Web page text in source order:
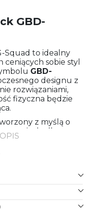
GBD-
Squad to idealny
sobie styl
GBD-
designu z
rozwiązaniami,
fizyczna będzie
z myślą o
dlatego
biegania,
wyzwań. Jego
sztucznym
nadają
wyglądu,
każdej stylizacji.